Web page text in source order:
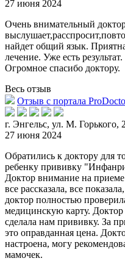
27 июня 2024
Очень внимательный
найдет общий язык.
лечение. Уже есть
Огромное спасибо доктору.
Весь отзыв
Отзыв с портала
г. Энгельс, ул. М.
27 июня 2024
Обратились к доктору для
ребенку прививку
Доктор внимание на
все рассказала, все
доктор полностью
медицинскую карту. Доктор
сделала нам прививку. За
это оправданная цена.
настроена, могу
мамочек.